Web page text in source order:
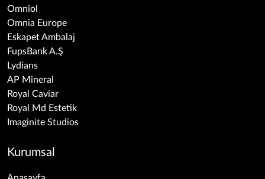
Omniol
Omnia Europe
Eskapet Ambalaj
FupsBank A.Ş
Lydians
AP Mineral
Royal Caviar
Royal Md Estetik
Imaginite Studios
Kurumsal